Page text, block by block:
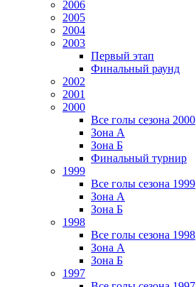
2006
2005
2004
2003
Первый этап
Финальный раунд
2002
2001
2000
Все голы сезона 2000
Зона А
Зона Б
Финальный турнир
1999
Все голы сезона 1999
Зона А
Зона Б
1998
Все голы сезона 1998
Зона А
Зона Б
1997